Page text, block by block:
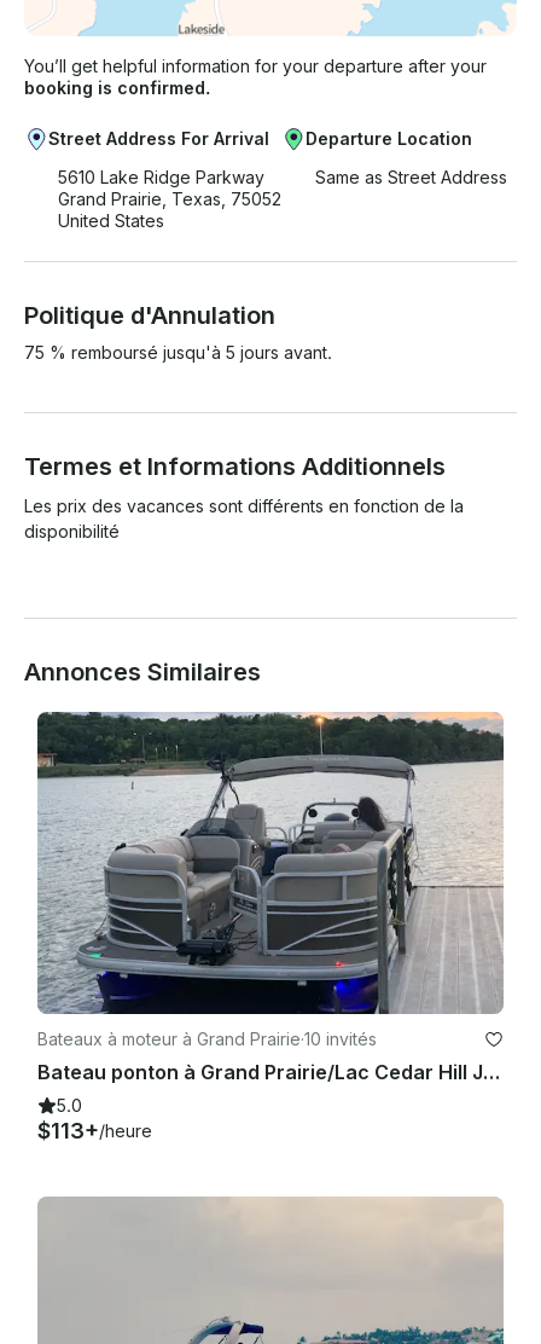
You’ll get helpful information for your departure after your
booking is confirmed.
Street Address For Arrival
5610 Lake Ridge Parkway
Grand Prairie, Texas, 75052
United States
Departure Location
Same as Street Address
Politique d'Annulation
75 % remboursé jusqu'à 5 jours avant.
Termes et Informations Additionnels
Les prix des vacances sont différents en fonction de la
disponibilité
Annonces Similaires
Bateaux à moteur à Grand Prairie·10 invités
Bateau ponton à Grand Prairie/Lac Cedar Hill Joe Pool
5.0
$113+/heure